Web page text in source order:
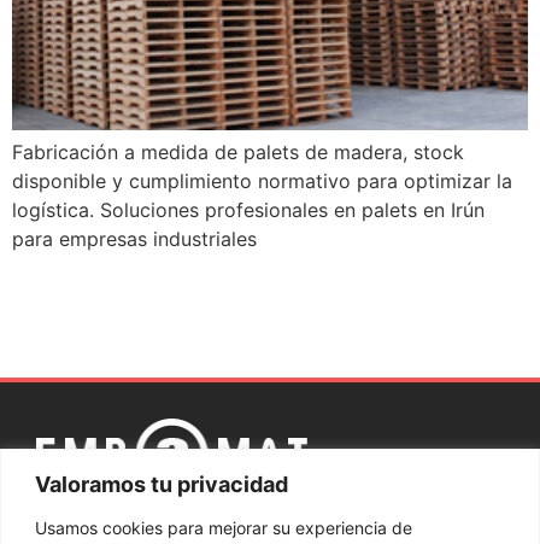
Valoramos tu privacidad
Usamos cookies para mejorar su experiencia de
Fabricación a medida de palets de madera, stock
disponible y cumplimiento normativo para optimizar la
logística. Soluciones profesionales en palets en Irún
para empresas industriales